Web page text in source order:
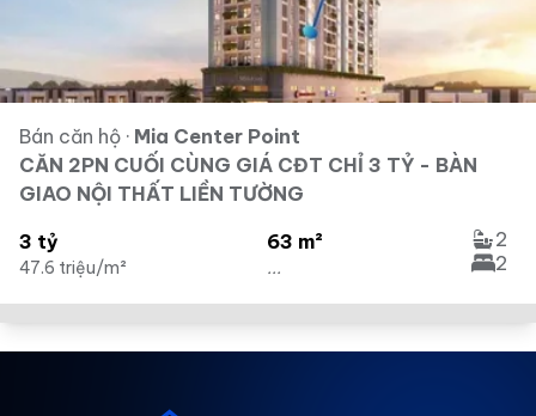
Bán căn hộ · Mia Center Point
CĂN 2PN CUỐI CÙNG GIÁ CĐT CHỈ 3 TỶ - BÀN
GIAO NỘI THẤT LIỀN TƯỜNG
3 tỷ
47.6 triệu/m²
63 m²
...
2
2